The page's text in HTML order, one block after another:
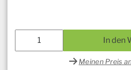
In den
Meinen Preis